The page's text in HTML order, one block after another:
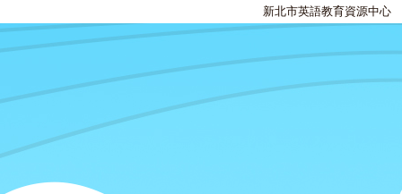
新北市英語教育資源中心